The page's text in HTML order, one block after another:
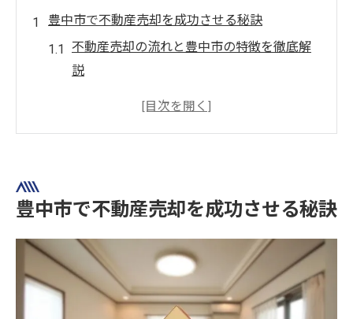
豊中市で不動産売却を成功させる秘訣
不動産売却の流れと豊中市の特徴を徹底解
説
豊中市の不動産売却で高額買取を狙うコツ
安心して不動産売却するための下準備
不動産売却に向けた事前準備の重要ポイン
ト
売却前に知っておきたい査定アップの工夫
豊中市で不動産売却を成功させる秘訣